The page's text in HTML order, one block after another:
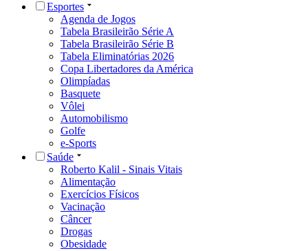
Esportes
Agenda de Jogos
Tabela Brasileirão Série A
Tabela Brasileirão Série B
Tabela Eliminatórias 2026
Copa Libertadores da América
Olimpíadas
Basquete
Vôlei
Automobilismo
Golfe
e-Sports
Saúde
Roberto Kalil - Sinais Vitais
Alimentação
Exercícios Físicos
Vacinação
Câncer
Drogas
Obesidade